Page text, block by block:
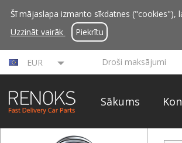
Šī mājaslapa izmanto sīkdatnes ("cookies"),
Uzzināt vairāk
Piekrītu
EUR Droši maksājumi
Sākums